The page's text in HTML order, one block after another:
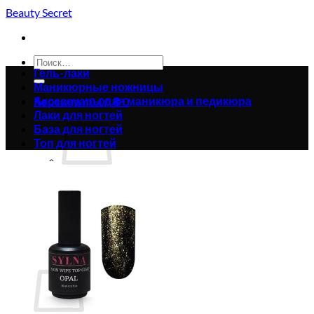
Skip
content
Beauty Secret
Искать:
Корзина /0.00₴0
Вернуться в магазин
Корзина
Гель-лаки
Маникюрные ножницы
Аксессуары для маникюра и педикюра
Лаки для ногтей
База для ногтей
Топ для ногтей